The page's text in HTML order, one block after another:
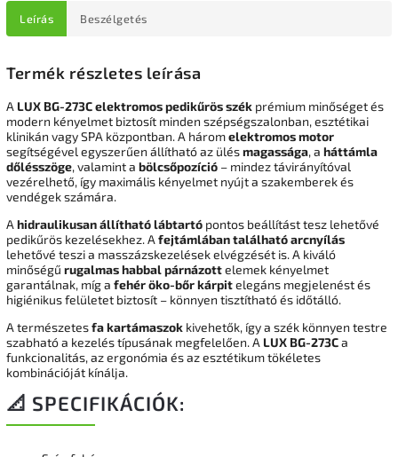
Leírás Beszélgetés
Termék részletes leírása
A LUX BG-273C elektromos pedikűrös szék prémium minőséget és
modern kényelmet biztosít minden szépségszalonban, esztétikai
klinikán vagy SPA központban. A háromelektromos motor
segítségével egyszerűen állítható az ülésmagassága, a háttámla
dőlésszöge, valamint a bölcsőpozíció – mindez távirányítóval
vezérelhető, így maximális kényelmet nyújt a szakemberek és
vendégek számára.
A hidraulikusan állítható lábtartó pontos beállítást tesz lehetővé
pedikűrös kezelésekhez. A fejtámlában található arcnyílás
lehetővé teszi a masszázskezelések elvégzését is. A kiváló
minőségű rugalmas habbal párnázottelemek kényelmet
garantálnak, míg a fehér öko-bőr kárpitelegáns megjelenést és
higiénikus felületet biztosít – könnyen tisztítható és időtálló.
A természetesfa kartámaszok kivehetők, így a szék könnyen testre
szabható a kezelés típusának megfelelően. A LUX BG-273Ca
funkcionalitás, az ergonómia és az esztétikum tökéletes
kombinációját kínálja.
📐 SPECIFIKÁCIÓK: